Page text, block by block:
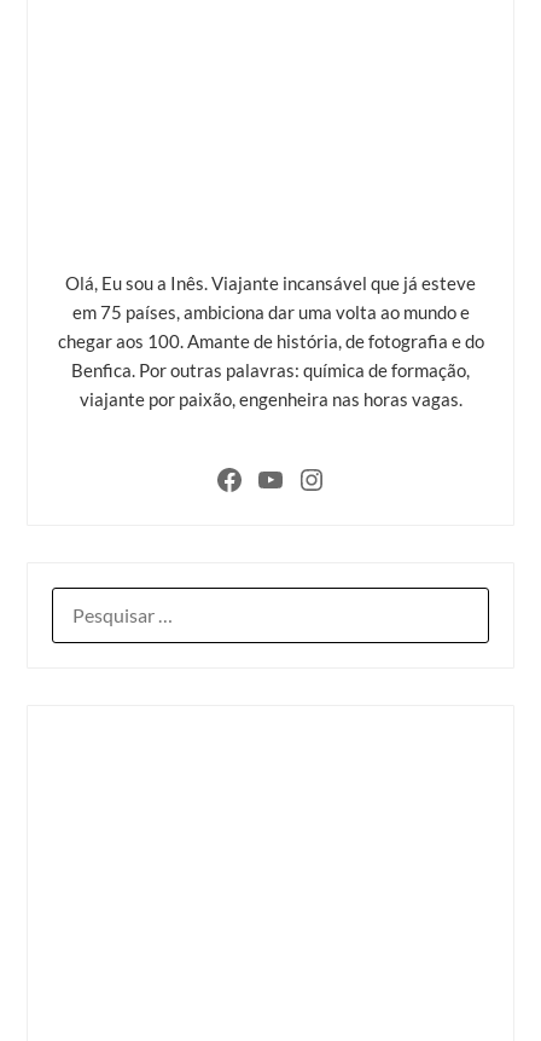
Olá, Eu sou a Inês. Viajante incansável que já esteve
em 75 países, ambiciona dar uma volta ao mundo e
chegar aos 100. Amante de história, de fotografia e do
Benfica. Por outras palavras: química de formação,
viajante por paixão, engenheira nas horas vagas.